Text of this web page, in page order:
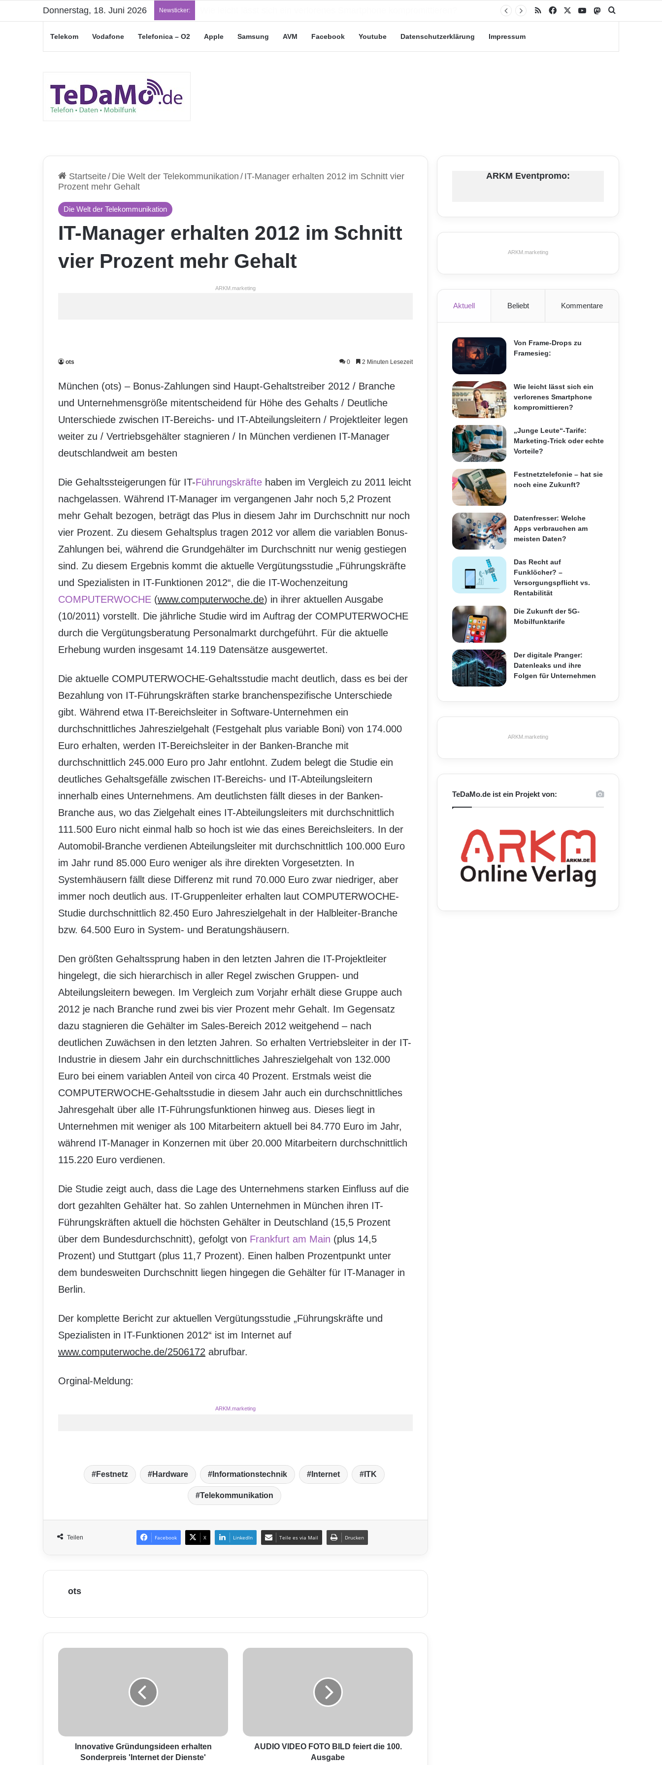
Donnerstag, 18. Juni 2026 Newsticker: RSS Facebook YouTubeMastodon
Telekom Vodafone Telefonica – O2 Apple Samsung AVM Facebook Youtube Datenschutzerklärung Impressum
Startseite/ Die Welt der Telekommunikation / IT-Manager erhalten 2012 im Schnitt vier
Prozent mehr Gehalt
Die Welt der Telekommunikation
IT-Manager erhalten 2012 im Schnitt
vier Prozent mehr Gehalt
ARKM.marketing
ots 0 2 Minuten Lesezeit
München (ots) – Bonus-Zahlungen sind Haupt-Gehaltstreiber 2012 / Branche
und Unternehmensgröße mitentscheidend für Höhe des Gehalts / Deutliche
Unterschiede zwischen IT-Bereichs- und IT-Abteilungsleitern / Projektleiter legen
weiter zu / Vertriebsgehälter stagnieren / In München verdienen IT-Manager
deutschlandweit am besten
Die Gehaltssteigerungen für IT-Führungskräfte haben im Vergleich zu 2011 leicht
nachgelassen. Während IT-Manager im vergangenen Jahr noch 5,2 Prozent
mehr Gehalt bezogen, beträgt das Plus in diesem Jahr im Durchschnitt nur noch
vier Prozent. Zu diesem Gehaltsplus tragen 2012 vor allem die variablen Bonus-
Zahlungen bei, während die Grundgehälter im Durchschnitt nur wenig gestiegen
sind. Zu diesem Ergebnis kommt die aktuelle Vergütungsstudie „Führungskräfte
und Spezialisten in IT-Funktionen 2012“, die die IT-Wochenzeitung
COMPUTERWOCHE (www.computerwoche.de) in ihrer aktuellen Ausgabe
(10/2011) vorstellt. Die jährliche Studie wird im Auftrag der COMPUTERWOCHE
durch die Vergütungsberatung Personalmarkt durchgeführt. Für die aktuelle
Erhebung wurden insgesamt 14.119 Datensätze ausgewertet.
Die aktuelle COMPUTERWOCHE-Gehaltsstudie macht deutlich, dass es bei der
Bezahlung von IT-Führungskräften starke branchenspezifische Unterschiede
gibt. Während etwa IT-Bereichsleiter in Software-Unternehmen ein
durchschnittliches Jahreszielgehalt (Festgehalt plus variable Boni) von 174.000
Euro erhalten, werden IT-Bereichsleiter in der Banken-Branche mit
durchschnittlich 245.000 Euro pro Jahr entlohnt. Zudem belegt die Studie ein
deutliches Gehaltsgefälle zwischen IT-Bereichs- und IT-Abteilungsleitern
innerhalb eines Unternehmens. Am deutlichsten fällt dieses in der Banken-
Branche aus, wo das Zielgehalt eines IT-Abteilungsleiters mit durchschnittlich
111.500 Euro nicht einmal halb so hoch ist wie das eines Bereichsleiters. In der
Automobil-Branche verdienen Abteilungsleiter mit durchschnittlich 100.000 Euro
im Jahr rund 85.000 Euro weniger als ihre direkten Vorgesetzten. In
Systemhäusern fällt diese Differenz mit rund 70.000 Euro zwar niedriger, aber
immer noch deutlich aus. IT-Gruppenleiter erhalten laut COMPUTERWOCHE-
Studie durchschnittlich 82.450 Euro Jahreszielgehalt in der Halbleiter-Branche
bzw. 64.500 Euro in System- und Beratungshäusern.
Den größten Gehaltssprung haben in den letzten Jahren die IT-Projektleiter
hingelegt, die sich hierarchisch in aller Regel zwischen Gruppen- und
Abteilungsleitern bewegen. Im Vergleich zum Vorjahr erhält diese Gruppe auch
2012 je nach Branche rund zwei bis vier Prozent mehr Gehalt. Im Gegensatz
dazu stagnieren die Gehälter im Sales-Bereich 2012 weitgehend – nach
deutlichen Zuwächsen in den letzten Jahren. So erhalten Vertriebsleiter in der IT-
Industrie in diesem Jahr ein durchschnittliches Jahreszielgehalt von 132.000
Euro bei einem variablen Anteil von circa 40 Prozent. Erstmals weist die
COMPUTERWOCHE-Gehaltsstudie in diesem Jahr auch ein durchschnittliches
Jahresgehalt über alle IT-Führungsfunktionen hinweg aus. Dieses liegt in
Unternehmen mit weniger als 100 Mitarbeitern aktuell bei 84.770 Euro im Jahr,
während IT-Manager in Konzernen mit über 20.000 Mitarbeitern durchschnittlich
115.220 Euro verdienen.
Die Studie zeigt auch, dass die Lage des Unternehmens starken Einfluss auf die
dort gezahlten Gehälter hat. So zahlen Unternehmen in München ihren IT-
Führungskräften aktuell die höchsten Gehälter in Deutschland (15,5 Prozent
über dem Bundesdurchschnitt), gefolgt von Frankfurt am Main (plus 14,5
Prozent) und Stuttgart (plus 11,7 Prozent). Einen halben Prozentpunkt unter
dem bundesweiten Durchschnitt liegen hingegen die Gehälter für IT-Manager in
Berlin.
Der komplette Bericht zur aktuellen Vergütungsstudie „Führungskräfte und
Spezialisten in IT-Funktionen 2012“ ist im Internet auf
www.computerwoche.de/2506172 abrufbar.
Orginal-Meldung:
ARKM.marketing
Festnetz Hardware Informationstechnik Internet ITK
Telekommunikation
Teilen Facebook X LinkedIn Teile es via Mail Drucken
ots
I
v
Innovative Gründungsideen erhalten
Sonderpreis 'Internet der Dienste'
A
E
AUDIO VIDEO FOTO BILD feiert die 100.
Ausgabe
ARKM Eventpromo:
ARKM.marketing
Aktuell Beliebt Kommentare
Von Frame-Drops zu
Framesieg:
Wie leicht lässt sich ein
verlorenes Smartphone
kompromittieren?
„Junge Leute“-Tarife:
Marketing-Trick oder echte
Vorteile?
Festnetztelefonie – hat sie
noch eine Zukunft?
Datenfresser: Welche
Apps verbrauchen am
meisten Daten?
Das Recht auf
Funklöcher? –
Versorgungspflicht vs.
Rentabilität
Die Zukunft der 5G-
Mobilfunktarife
Der digitale Pranger:
Datenleaks und ihre
Folgen für Unternehmen
ARKM.marketing
TeDaMo.de ist ein Projekt von: